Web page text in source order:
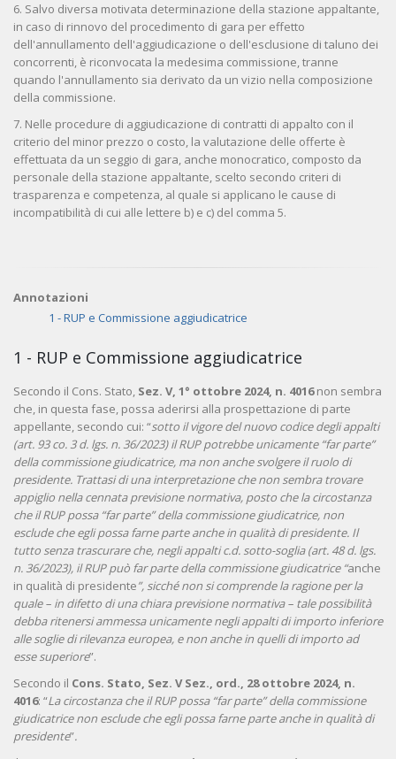
6. Salvo diversa motivata determinazione della stazione appaltante,
in caso di rinnovo del procedimento di gara per effetto
dell'annullamento dell'aggiudicazione o dell'esclusione di taluno dei
concorrenti, è riconvocata la medesima commissione, tranne
quando l'annullamento sia derivato da un vizio nella composizione
della commissione.
7. Nelle procedure di aggiudicazione di contratti di appalto con il
criterio del minor prezzo o costo, la valutazione delle offerte è
effettuata da un seggio di gara, anche monocratico, composto da
personale della stazione appaltante, scelto secondo criteri di
trasparenza e competenza, al quale si applicano le cause di
incompatibilità di cui alle lettere b) e c) del comma 5.
Annotazioni
1 - RUP e Commissione aggiudicatrice
1 - RUP e Commissione aggiudicatrice
Secondo il Cons. Stato, Sez. V, 1° ottobre 2024, n. 4016non sembra
che, in questa fase, possa aderirsi alla prospettazione di parte
appellante, secondo cui: “sotto il vigore del nuovo codice degli appalti
(art. 93 co. 3 d. lgs. n. 36/2023) il RUP potrebbe unicamente “far parte”
della commissione giudicatrice, ma non anche svolgere il ruolo di
presidente. Trattasi di una interpretazione che non sembra trovare
appiglio nella cennata previsione normativa, posto che la circostanza
che il RUP possa “far parte” della commissione giudicatrice, non
esclude che egli possa farne parte anche in qualità di presidente. Il
tutto senza trascurare che, negli appalti c.d. sotto-soglia (art. 48 d. lgs.
n. 36/2023), il RUP può far parte della commissione giudicatrice “anche
in qualità di presidente”, sicché non si comprende la ragione per la
quale – in difetto di una chiara previsione normativa – tale possibilità
debba ritenersi ammessa unicamente negli appalti di importo inferiore
alle soglie di rilevanza europea, e non anche in quelli di importo ad
esse superiore”.
Secondo il Cons. Stato, Sez. V Sez., ord., 28 ottobre 2024, n.
4016: “La circostanza che il RUP possa “far parte” della commissione
giudicatrice non esclude che egli possa farne parte anche in qualità di
presidente”.